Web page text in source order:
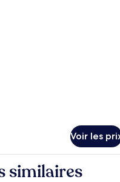
Voir les
similaires